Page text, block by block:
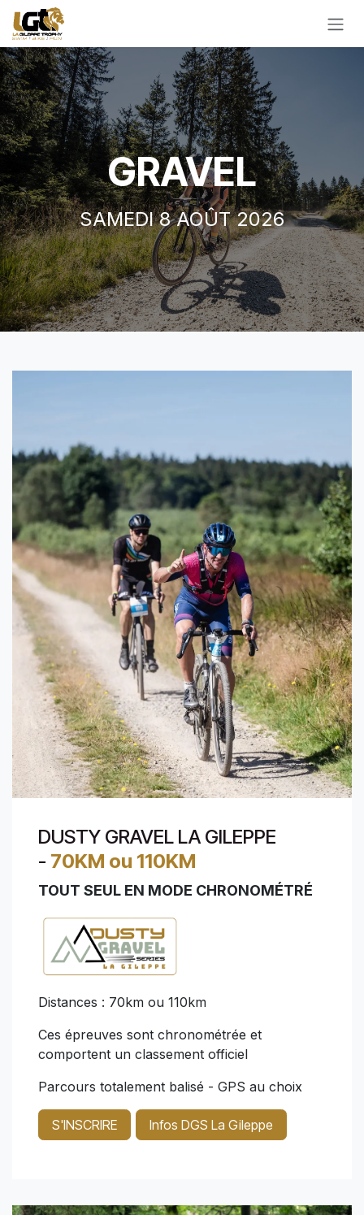
Se rendre au contenu
GRAVEL
SAMEDI 8 AOÛT 2026
DUSTY GRAVEL LA GILEPPE
- 70KM ou 110KM
TOUT SEUL EN MODE CHRONOMÉTRÉ
Distances : 70km ou 110km
Ces épreuves sont chronométrée et
comportent un classement officiel
Parcours totalement balisé - GPS au choix
S'INSCRIRE Infos DGS La Gileppe